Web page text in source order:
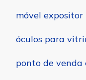
móvel expositor
óculos para
ponto de venda